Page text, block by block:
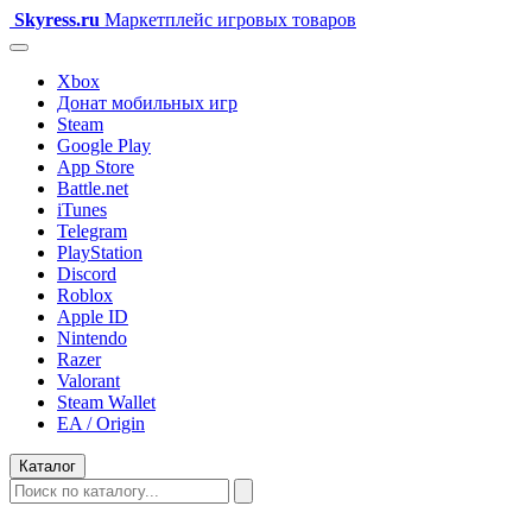
Skyress.ru Маркетплейс игровых товаров
Xbox
Донат мобильных игр
Steam
Google Play
App Store
Battle.net
iTunes
Telegram
PlayStation
Discord
Roblox
Apple ID
Nintendo
Razer
Valorant
Steam Wallet
EA / Origin
Каталог